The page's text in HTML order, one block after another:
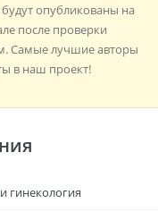
опубликованы на
после проверки
Самые лучшие авторы
в наш проект!
гинекология